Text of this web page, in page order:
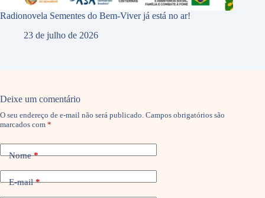
Radionovela Sementes do Bem-Viver já está no ar!
23 de julho de 2026
Deixe um comentário
O seu endereço de e-mail não será publicado. Campos obrigatórios são
marcados com *
Nome*
E-mail*